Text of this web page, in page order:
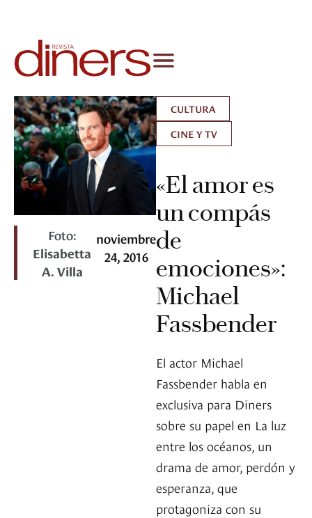
Foto:
Elisabetta
A. Villa
noviembre
24, 2016
CULTURA
CINE Y TV
«El amor es
un compás
de
emociones»:
Michael
Fassbender
El actor Michael
Fassbender habla en
exclusiva para Diners
sobre su papel en La luz
entre los océanos, un
drama de amor, perdón y
esperanza, que
protagoniza con su